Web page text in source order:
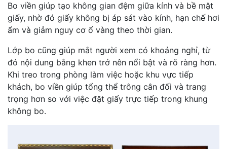
Bo viền giúp tạo không gian đệm giữa kính và bề mặt
giấy, nhờ đó giấy không bị áp sát vào kính, hạn chế hơi
ẩm và giảm nguy cơ ố vàng theo thời gian.
Lớp bo cũng giúp mắt người xem có khoảng nghỉ, từ
đó nội dung bằng khen trở nên nổi bật và rõ ràng hơn.
Khi treo trong phòng làm việc hoặc khu vực tiếp
khách, bo viền giúp tổng thể trông cân đối và trang
trọng hơn so với việc đặt giấy trực tiếp trong khung
không bo.